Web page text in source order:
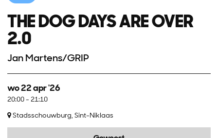
THE DOG DAYS ARE OVER
2.0
Jan Martens/GRIP
wo 22 apr '26
20:00- 21:10
Stadsschouwburg, Sint-Niklaas